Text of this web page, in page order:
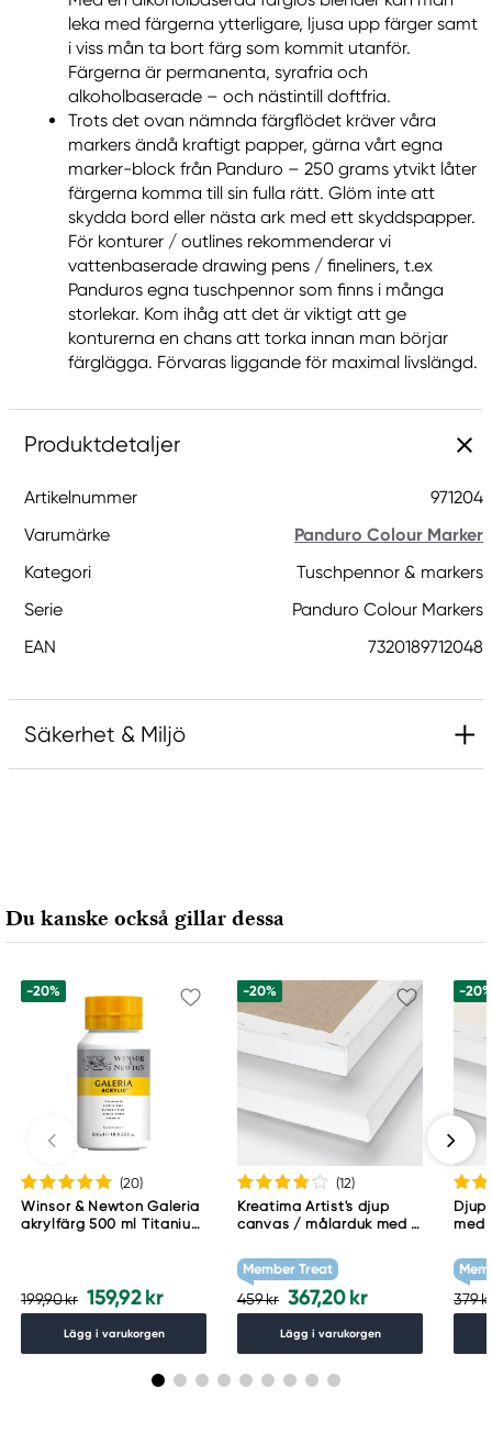
leka med färgerna ytterligare, ljusa upp färger samt
i viss mån ta bort färg som kommit utanför.
Färgerna är permanenta, syrafria och
alkoholbaserade – och nästintill doftfria.
Trots det ovan nämnda färgflödet kräver våra
markers ändå kraftigt papper, gärna vårt egna
marker-block från Panduro – 250 grams ytvikt låter
färgerna komma till sin fulla rätt. Glöm inte att
skydda bord eller nästa ark med ett skyddspapper.
För konturer / outlines rekommenderar vi
vattenbaserade drawing pens / fineliners, t.ex
Panduros egna tuschpennor som finns i många
storlekar. Kom ihåg att det är viktigt att ge
konturerna en chans att torka innan man börjar
färglägga. Förvaras liggande för maximal livslängd.
Produktdetaljer
Artikelnummer
971204
Varumärke
Panduro Colour Marker
Kategori
Tuschpennor & markers
Serie
Panduro Colour Markers
EAN
7320189712048
Säkerhet & Miljö
www.panduro.com
+46 (04) 22 30 70
Du kanske också gillar dessa
-20%
(20)
Winsor & Newton Galeria
akrylfärg 500 ml Titanium
199,90 kr 159,92 kr
Lägg i varukorgen
-20%
(12)
Kreatima Artist's djup
canvas / målarduk med 4
g/m²
Member Treat
459 kr 367,20 kr
Lägg i varukorgen
-
Djup
med
379